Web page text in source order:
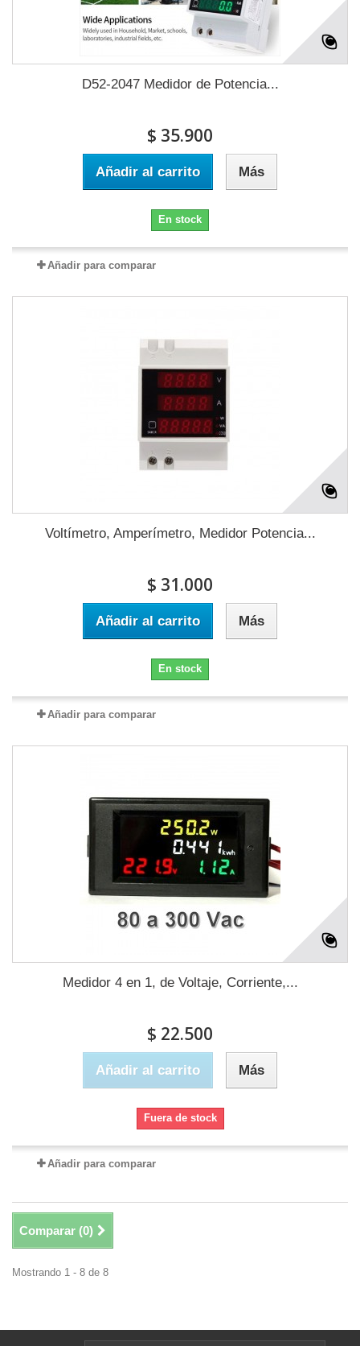
D52-2047 Medidor de Potencia...
$ 35.900
Añadir al carrito Más
En stock
Añadir para comparar
Voltímetro, Amperímetro, Medidor Potencia...
$ 31.000
Añadir al carrito Más
En stock
Añadir para comparar
Medidor 4 en 1, de Voltaje, Corriente,...
$ 22.500
Añadir al carrito Más
Fuera de stock
Añadir para comparar
Comparar (0)
Mostrando 1 - 8 de 8